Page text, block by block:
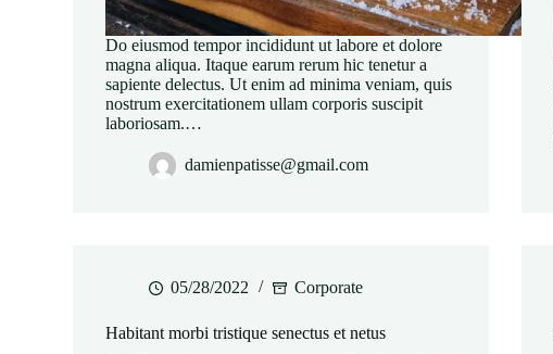
Do eiusmod tempor incididunt ut labore et dolore
magna aliqua. Itaque earum rerum hic tenetur a
sapiente delectus. Ut enim ad minima veniam, quis
nostrum exercitationem ullam corporis suscipit
laboriosam.…
damienpatisse@gmail.com
05/28/2022 Corporate
Habitant morbi tristique senectus et netus